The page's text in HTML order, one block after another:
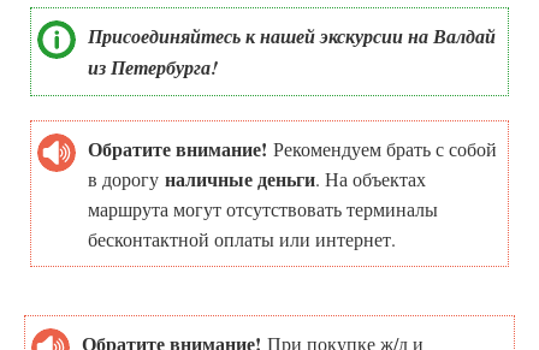
Присоединяйтесь к нашей экскурсии на Валдай
из Петербурга!
Обратите внимание! Рекомендуем брать с собой
в дорогу наличные деньги. На объектах
маршрута могут отсутствовать терминалы
бесконтактной оплаты или интернет.
Обратите внимание! При покупке ж/д и